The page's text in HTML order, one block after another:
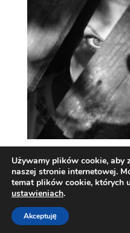
Używamy plików cookie, aby
naszej stronie internetowej.
temat plików cookie, których
ustawieniach.
Akceptuję